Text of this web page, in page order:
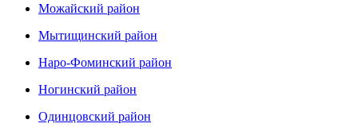
Можайский район
Мытищинский район
Наро-Фоминский район
Ногинский район
Одинцовский район